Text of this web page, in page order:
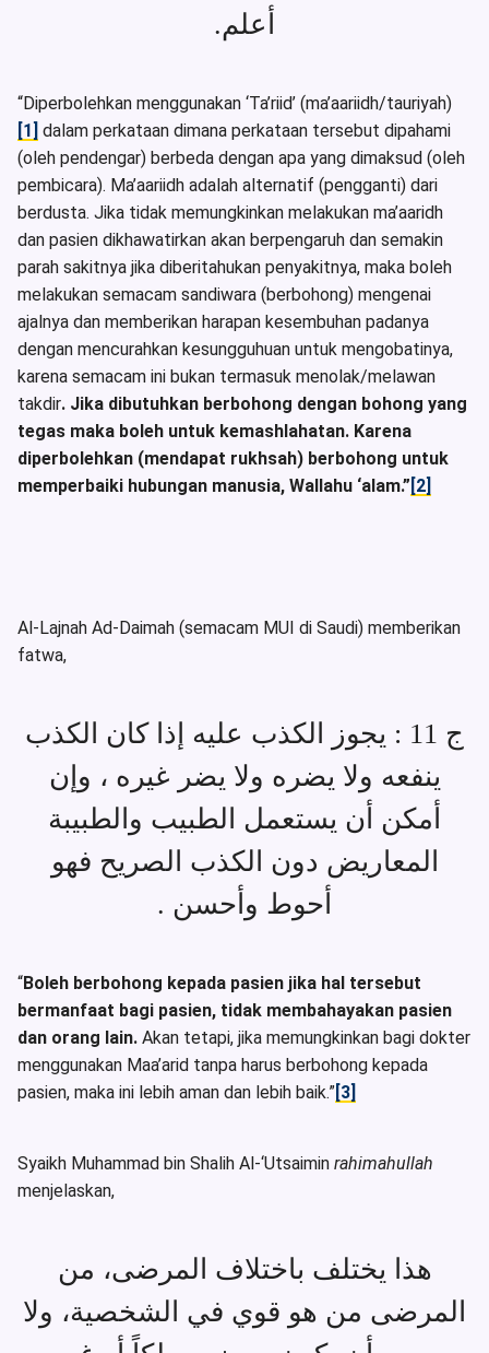
أعلم.
“Diperbolehkan menggunakan ‘Ta’riid’ (ma’aariidh/tauriyah)
[1] dalam perkataan dimana perkataan tersebut dipahami
(oleh pendengar) berbeda dengan apa yang dimaksud (oleh
pembicara). Ma’aariidh adalah alternatif (pengganti) dari
berdusta. Jika tidak memungkinkan melakukan ma’aaridh
dan pasien dikhawatirkan akan berpengaruh dan semakin
parah sakitnya jika diberitahukan penyakitnya, maka boleh
melakukan semacam sandiwara (berbohong) mengenai
ajalnya dan memberikan harapan kesembuhan padanya
dengan mencurahkan kesungguhuan untuk mengobatinya,
karena semacam ini bukan termasuk menolak/melawan
takdir. Jika dibutuhkan berbohong dengan bohong yang
tegas maka boleh untuk kemashlahatan. Karena
diperbolehkan (mendapat rukhsah) berbohong untuk
memperbaiki hubungan manusia, Wallahu ‘alam.” [2]
Al-Lajnah Ad-Daimah (semacam MUI di Saudi) memberikan
fatwa,
ج 11 : يجوز الكذب عليه إذا كان الكذب
ينفعه ولا يضره ولا يضر غيره ، وإن
أمكن أن يستعمل الطبيب والطبيبة
المعاريض دون الكذب الصريح فهو
أحوط وأحسن .
“Boleh berbohong kepada pasien jika hal tersebut
bermanfaat bagi pasien, tidak membahayakan pasien
dan orang lain. Akan tetapi, jika memungkinkan bagi dokter
menggunakan Maa’arid tanpa harus berbohong kepada
pasien, maka ini lebih aman dan lebih baik.”[3]
Syaikh Muhammad bin Shalih Al-‘Utsaimin rahimahullah
menjelaskan,
هذا يختلف باختلاف المرضى، من
المرضى من هو قوي في الشخصية، ولا